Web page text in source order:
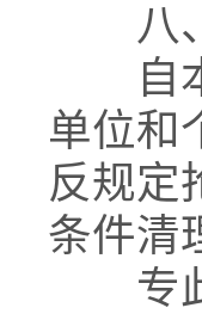
八、
自本
单位和
反规定
条件清
专此